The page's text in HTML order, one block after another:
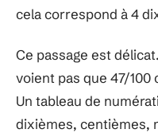
cela correspond à 4
Ce passage est
voient pas que 47/
Un tableau de
dixièmes, centièmes,